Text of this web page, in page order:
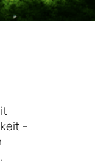
–